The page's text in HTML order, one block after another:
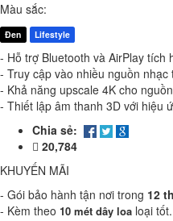
Màu sắc:
Đen Lifestyle
- Hỗ trợ Bluetooth và AirPlay tích
- Truy cập vào nhiều nguồn nhạc
- Khả năng upscale 4K cho
- Thiết lập âm thanh 3D với hiệu
Chia sẻ:
20,784
KHUYẾN MÃI
- Gói bảo hành tận nơi trong 12
- Kèm theo 10 mét dây loa loại tốt.